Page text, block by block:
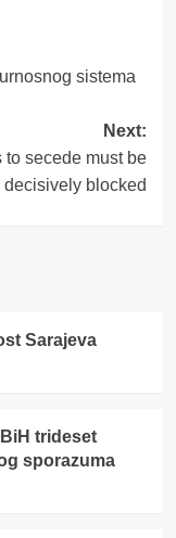
sistema
Next:
to secede must be
decisively blocked
Sarajeva
trideset
sporazuma